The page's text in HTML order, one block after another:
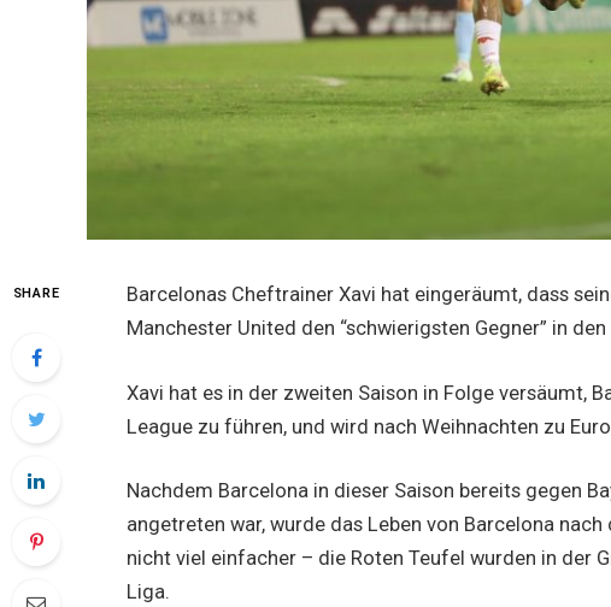
SHARE
Barcelonas Cheftrainer Xavi hat eingeräumt, dass
Manchester United den “schwierigsten Gegner” in
Xavi hat es in der zweiten Saison in Folge versäumt,
League zu führen, und wird nach Weihnachten zu
Nachdem Barcelona in dieser Saison bereits gegen
angetreten war, wurde das Leben von Barcelona
nicht viel einfacher – die Roten Teufel wurden in der
Liga.